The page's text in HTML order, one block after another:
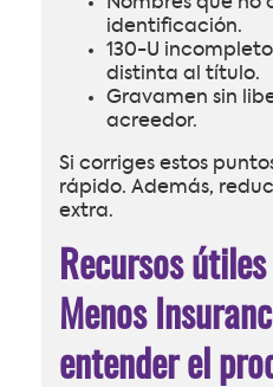
identificación.
130-U
distinta al título.
Gravamen sin
acreedor.
Si corriges estos
rápido. Además,
extra.
Recursos
Menos
entender el